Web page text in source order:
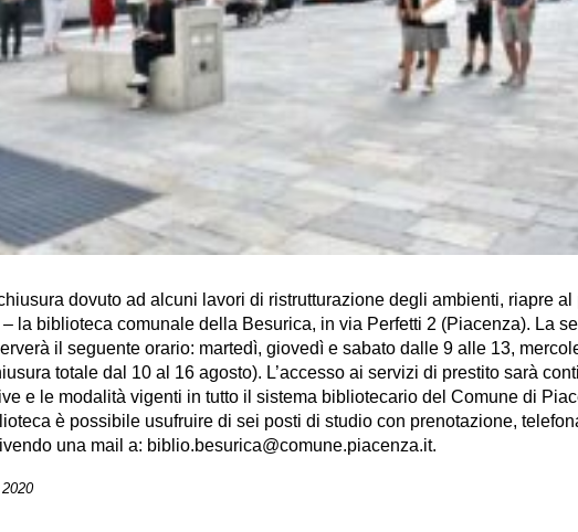
dovuto ad alcuni lavori di ristrutturazione degli ambienti, riapre al
la biblioteca comunale della Besurica, in via Perfetti 2 (Piacenza). La
il seguente orario: martedì, giovedì e sabato dalle 9 alle 13,
totale dal 10 al 16 agosto). L’accesso ai servizi di prestito sarà
e le modalità vigenti in tutto il sistema bibliotecario del Comune di
è possibile usufruire di sei posti di studio con prenotazione,
una mail a: biblio.besurica@comune.piacenza.it.